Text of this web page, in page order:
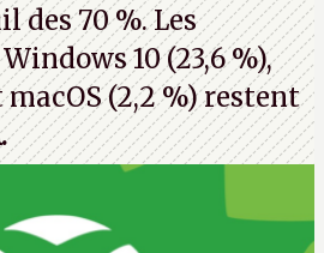
des 70 %. Les
10 (23,6 %),
macOS (2,2 %) restent